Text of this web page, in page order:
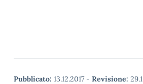
Pubblicato: 13.12.2017 - Revisione: